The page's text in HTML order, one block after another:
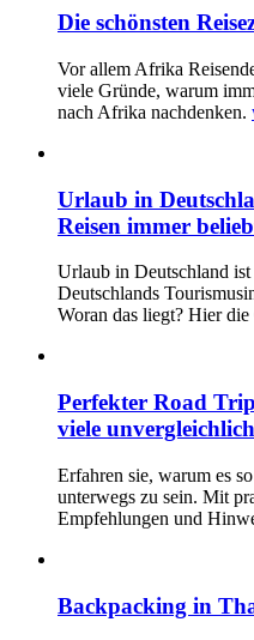
Die schönsten
Vor allem Afrika
viele Gründe, warum
nach Afrika nachdenken.
Urlaub in
Reisen immer
Urlaub in Deutschland
Deutschlands
Woran das liegt? Hier
Perfekter Road
viele unvergleichlich
Erfahren sie, warum es
unterwegs zu sein. Mit
Empfehlungen und
Backpacking in